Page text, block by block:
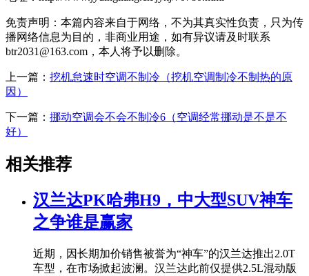
免责声明：本篇内容来自于网络，不为其真实性负责，只为传
播网络信息为目的，非商业用途，如有异议请及时联系
btr2031@163.com，本人将予以删除。
上一篇： 挖机怠速时空调不制冷（挖机空调制冷不制热的原
因）
下一篇： 挪动空调会不会不制冷6（空调经常挪动是不是不
好）
相关推荐
汉兰达PK哈弗H9，中大型SUV神车
之争谁是赢家
近期，因长期加价销售被誉为“神车”的汉兰达推出2.0T
车型，在市场掀起波澜。汉兰达此前仅提供2.5L混动版